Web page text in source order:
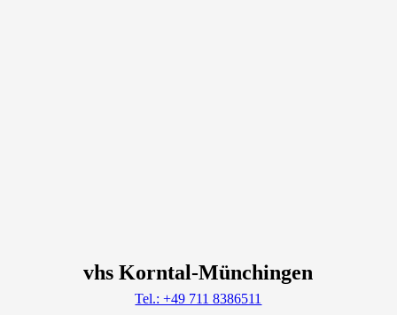
vhs Korntal-Münchingen
Tel.: +49 711 8386511